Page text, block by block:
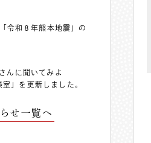
「令和８年熊本地震」の
んに聞いてみよ
室」を更新しました。
せ一覧へ